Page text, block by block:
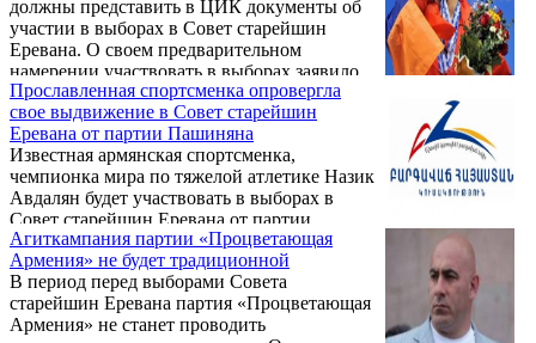
Армения политолог Ерванд Бозоян.
должны представить в ЦИК документы об
участии в выборах в Совет старейшин
Еревана. О своем предварительном
намерении участвовать в выборах заявило
более 10 политических сил.
Прославленная спортсменка опровергла
свое выдвижение в Совет старейшин
Еревана от партии Пашиняна
Известная армянская спортсменка,
чемпионка мира по тяжелой атлетике Назик
Авдалян будет участвовать в выборах в
Совет старейшин Еревана от партии
"Процветающая Армения", которую
возглавляет Гагик Царукян. Об этом она
написала на своей странице в соцсети
Facebook.
Агиткампания партии «Процветающая
Армения» не будет традиционной
В период перед выборами Совета
старейшин Еревана партия «Процветающая
Армения» не станет проводить